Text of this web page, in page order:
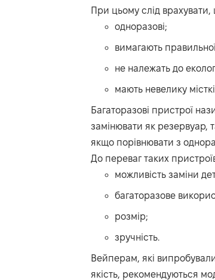
При цьому слід врахувати,
одноразові;
вимагають правильної
не належать до
мають невелику
Багаторазові пристрої
замінювати як резервуар,
якщо порівнювати з
До переваг таких
можливість заміни
багаторазове
розмір;
зручність.
Вейперам, які випробували
якість, рекомендуються